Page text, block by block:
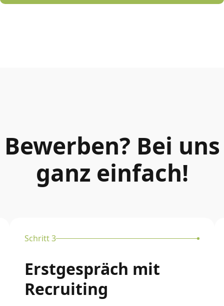
Bewerben? Bei uns
ganz einfach!
Schritt 3
Erstgespräch mit
Recruiting